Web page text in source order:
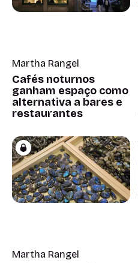
Martha Rangel
Cafés noturnos
ganham espaço como
alternativa a bares e
restaurantes
Martha Rangel